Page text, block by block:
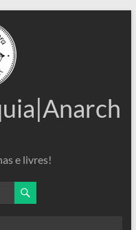
e livres!